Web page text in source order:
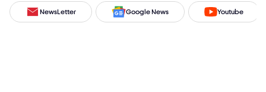
NewsLetter Google News Youtube